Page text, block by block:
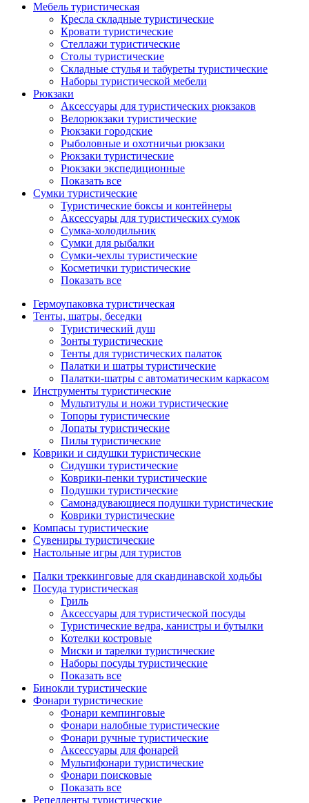
Мебель туристическая
Кресла складные туристические
Кровати туристические
Стеллажи туристические
Столы туристические
Складные стулья и табуреты туристические
Наборы туристической мебели
Рюкзаки
Аксессуары для туристических рюкзаков
Велорюкзаки туристические
Рюкзаки городские
Рыболовные и охотничьи рюкзаки
Рюкзаки туристические
Рюкзаки экспедиционные
Показать все
Сумки туристические
Туристические боксы и контейнеры
Аксессуары для туристических сумок
Сумка-холодильник
Сумки для рыбалки
Сумки-чехлы туристические
Косметички туристические
Показать все
Гермоупаковка туристическая
Тенты, шатры, беседки
Туристический душ
Зонты туристические
Тенты для туристических палаток
Палатки и шатры туристические
Палатки-шатры с автоматическим каркасом
Инструменты туристические
Мультитулы и ножи туристические
Топоры туристические
Лопаты туристические
Пилы туристические
Коврики и сидушки туристические
Сидушки туристические
Коврики-пенки туристические
Подушки туристические
Самонадувающиеся подушки туристические
Коврики туристические
Компасы туристические
Сувениры туристические
Настольные игры для туристов
Палки треккинговые для скандинавской ходьбы
Посуда туристическая
Гриль
Аксессуары для туристической посуды
Туристические ведра, канистры и бутылки
Котелки костровые
Миски и тарелки туристические
Наборы посуды туристические
Показать все
Бинокли туристические
Фонари туристические
Фонари кемпинговые
Фонари налобные туристические
Фонари ручные туристические
Аксессуары для фонарей
Мультифонари туристические
Фонари поисковые
Показать все
Репелленты туристические